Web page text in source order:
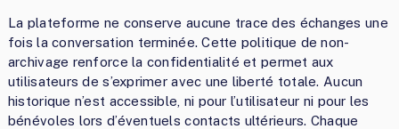
La plateforme ne conserve aucune trace des échanges une
fois la conversation terminée. Cette politique de non-
archivage renforce la confidentialité et permet aux
utilisateurs de s’exprimer avec une liberté totale. Aucun
historique n’est accessible, ni pour l’utilisateur ni pour les
bénévoles lors d’éventuels contacts ultérieurs. Chaque